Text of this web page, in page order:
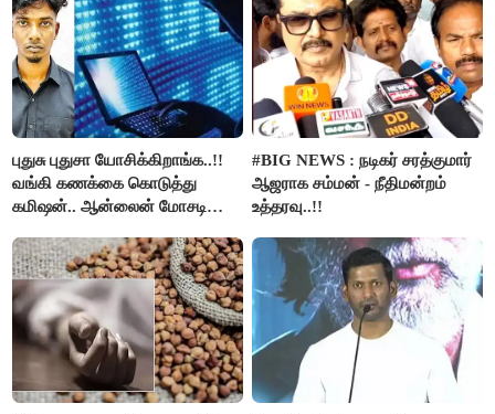
புதுசு புதுசா யோசிக்கிறாங்க..!!
வங்கி கணக்கை கொடுத்து
கமிஷன்.. ஆன்லைன் மோசடி
கைது..!!
#BIG NEWS : நடிகர் சரத்குமார்
ஆஜராக சம்மன் - நீதிமன்றம்
உத்தரவு..!!